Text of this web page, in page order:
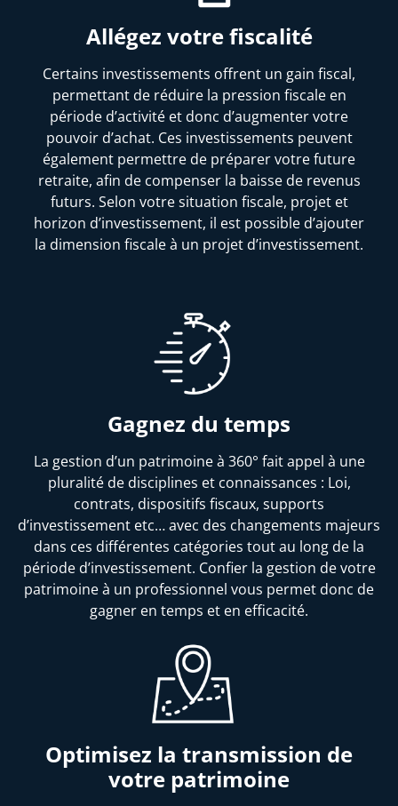
Allégez votre fiscalité
Certains investissements offrent un gain fiscal,
permettant de réduire la pression fiscale en
période d’activité et donc d’augmenter votre
pouvoir d’achat. Ces investissements peuvent
également permettre de préparer votre future
retraite, afin de compenser la baisse de revenus
futurs. Selon votre situation fiscale, projet et
horizon d’investissement, il est possible d’ajouter
la dimension fiscale à un projet d’investissement.
Gagnez du temps
La gestion d’un patrimoine à 360° fait appel à une
pluralité de disciplines et connaissances : Loi,
contrats, dispositifs fiscaux, supports
d’investissement etc… avec des changements majeurs
dans ces différentes catégories tout au long de la
période d’investissement. Confier la gestion de votre
patrimoine à un professionnel vous permet donc de
gagner en temps et en efficacité.
Optimisez la transmission de
votre patrimoine